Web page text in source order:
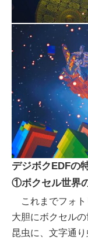
デジボクEDFの
①ボクセル世界
これまでフォト
大胆にボクセル
昆虫に、文字通